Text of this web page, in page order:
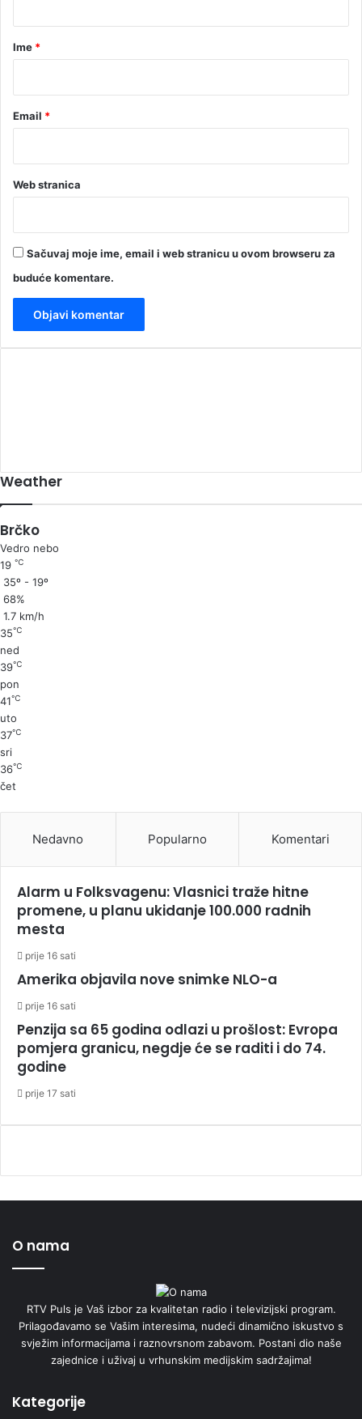
rIme *
Email *
Web stranica
Sačuvaj moje ime, email i web stranicu u ovom browseru za
buduće komentare.
Weather
Brčko
Vedro nebo
19 ℃
35º - 19º
68%
1.7 km/h
35℃
ned
39℃
pon
41℃
uto
37℃
sri
36℃
čet
Nedavno Popularno Komentari
Alarm u Folksvagenu: Vlasnici traže hitne
promene, u planu ukidanje 100.000 radnih
mesta
prije 16 sati
Amerika objavila nove snimke NLO-a
prije 16 sati
Penzija sa 65 godina odlazi u prošlost: Evropa
pomjera granicu, negdje će se raditi i do 74.
godine
prije 17 sati
O nama
RTV Puls je Vaš izbor za kvalitetan radio i televizijski program.
Prilagođavamo se Vašim interesima, nudeći dinamično iskustvo s
svježim informacijama i raznovrsnom zabavom. Postani dio naše
zajednice i uživaj u vrhunskim medijskim sadržajima!
Kategorije